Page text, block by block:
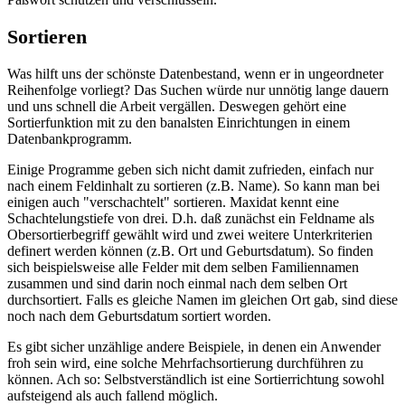
Sortieren
Was hilft uns der schönste Datenbestand, wenn er in ungeordneter
Reihenfolge vorliegt? Das Suchen würde nur unnötig lange dauern
und uns schnell die Arbeit vergällen. Deswegen gehört eine
Sortierfunktion mit zu den banalsten Einrichtungen in einem
Datenbankprogramm.
Einige Programme geben sich nicht damit zufrieden, einfach nur
nach einem Feldinhalt zu sortieren (z.B. Name). So kann man bei
einigen auch "verschachtelt" sortieren. Maxidat kennt eine
Schachtelungstiefe von drei. D.h. daß zunächst ein Feldname als
Obersortierbegriff gewählt wird und zwei weitere Unterkriterien
definert werden können (z.B. Ort und Geburtsdatum). So finden
sich beispielsweise alle Felder mit dem selben Familiennamen
zusammen und sind darin noch einmal nach dem selben Ort
durchsortiert. Falls es gleiche Namen im gleichen Ort gab, sind diese
noch nach dem Geburtsdatum sortiert worden.
Es gibt sicher unzählige andere Beispiele, in denen ein Anwender
froh sein wird, eine solche Mehrfachsortierung durchführen zu
können. Ach so: Selbstverständlich ist eine Sortierrichtung sowohl
aufsteigend als auch fallend möglich.